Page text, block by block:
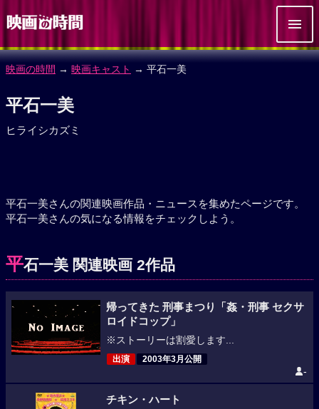
映画の時間 → 映画キャスト → 平石一美
平石一美
ヒライシカズミ
平石一美さんの関連映画作品・ニュースを集めたページです。
平石一美さんの気になる情報をチェックしよう。
平石一美 関連映画 2作品
帰ってきた 刑事まつり「姦・刑事 セクサ
ロイドコップ」
※ストーリーは割愛します...
出演 2003年3月公開
-
チキン・ハート